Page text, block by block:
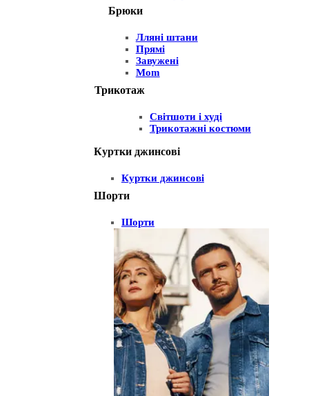
Брюки
Лляні штани
Прямі
Завужені
Mom
Трикотаж
Світшоти і худі
Трикотажні костюми
Куртки джинсові
Куртки джинсові
Шорти
Шорти